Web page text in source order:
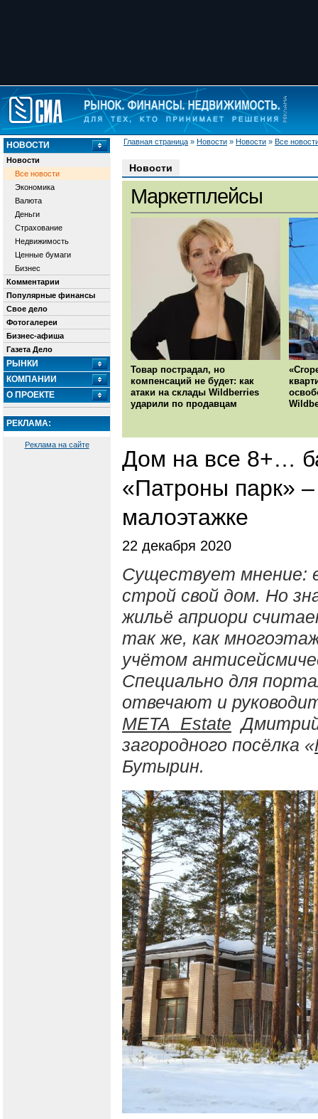
Главная страница » Новости » Новости » Все
НОВОСТИ
Новости
Все новости
Экономика
Валюта
Деньги
Страхование
Недвижимость
Ценные бумаги
Бизнес
Комментарии
Популярные финансы
Свое дело
Фотогалереи
Бизнес-афиша
Газета Дело
РЫНКИ
КОМПАНИИ
О ПРОЕКТЕ
РЕКЛАМА:
Реклама на сайте
Новости
Маркетплейсы
Товар пострадал, но
компенсаций не будет: как
атаки на склады Wildberries
ударили по продавцам
Дом на все 8+…
«Патроны парк»
малоэтажке
22 декабря 2020
Существует мнение:
строй свой дом. Но
жильё априори
так же, как
учётом
Специально для
отвечают и
META_Estate
загородного посёлка «
Бутырин.